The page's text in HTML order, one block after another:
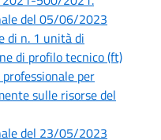
del 05/06/2023
di n. 1 unità di
di profilo tecnico (ft)
per
sulle risorse del
del 23/05/2023